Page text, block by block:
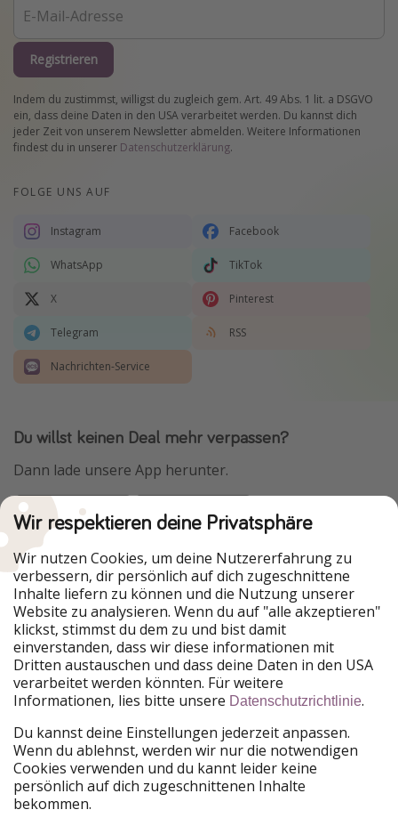
Registrieren
Indem du zustimmst, willigst du zugleich gem. Art. 49 Abs. 1 lit. a DSGVO
ein, dass deine Daten in den USA verarbeitet werden. Du kannst dich
jeder Zeit von unserem Newsletter abmelden. Weitere Informationen
findest du in unserer Datenschutzerklärung.
FOLGE UNS AUF
Instagram Facebook
WhatsApp TikTok
X Pinterest
Telegram RSS
Nachrichten-Service
Du willst keinen Deal mehr verpassen?
Dann lade unsere App herunter.
Urlaubspiraten ist Teil der HolidayPirates Group
Unsere Märkte
PiratinViaggio
HolidayPirates
VakantiePiraten
WakacyjniPiraci
VoyagesPirates
Ferienpiraten
Urlaubspiraten
ViajerosPiratas
TravelPirates
HolidayPirates Group
Lerne uns kennen
Über uns
Rechtliches
Wir respektieren deine Privatsphäre
Wir nutzen Cookies, um deine Nutzererfahrung zu
verbessern, dir persönlich auf dich zugeschnittene
Inhalte liefern zu können und die Nutzung unserer
Website zu analysieren. Wenn du auf "alle akzeptieren"
klickst, stimmst du dem zu und bist damit
einverstanden, dass wir diese informationen mit
Dritten austauschen und dass deine Daten in den USA
verarbeitet werden könnten. Für weitere
Informationen, lies bitte unsere Datenschutzrichtlinie.
Du kannst deine Einstellungen jederzeit anpassen.
Wenn du ablehnst, werden wir nur die notwendigen
Cookies verwenden und du kannt leider keine
persönlich auf dich zugeschnittenen Inhalte
bekommen.